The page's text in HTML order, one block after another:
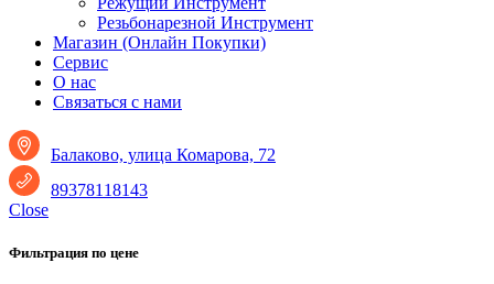
Резьбонарезной Инструмент
Магазин (Онлайн Покупки)
Сервис
О нас
Связаться с нами
Балаково, улица Комарова, 72
89378118143
Close
Фильтрация по цене